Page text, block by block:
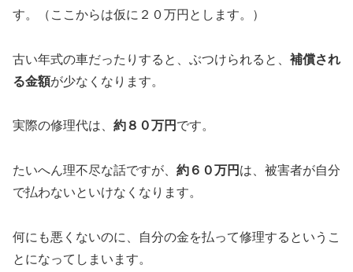
す。（ここからは仮に２０万円とします。）
古い年式の車だったりすると、ぶつけられると、 補償され
る金額が少なくなります。
実際の修理代は、 約８０万円 です。
たいへん理不尽な話ですが、 約６０万円 は、被害者が自分
で払わないといけなくなります。
何にも悪くないのに、自分の金を払って修理するというこ
とになってしまいます。